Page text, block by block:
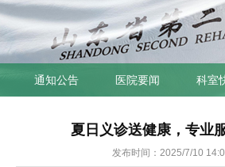
通知公告 医院要闻 科室
夏日义诊送健康，专业
发布时间：2025/7/10